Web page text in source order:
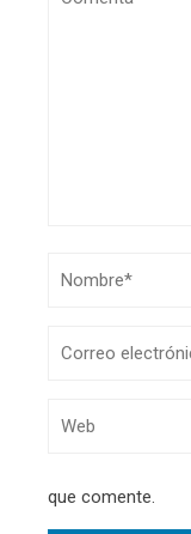
que comente.